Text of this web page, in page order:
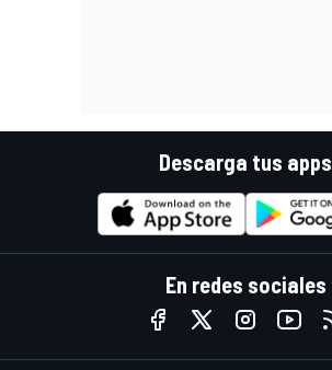
Descarga tus apps
En redes sociales